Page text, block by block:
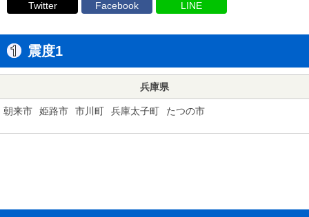
Twitter Facebook LINE
震度1
兵庫県
朝来市 姫路市 市川町 兵庫太子町 たつの市